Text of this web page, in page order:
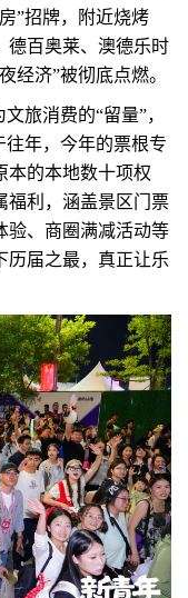
”招牌，附近烧烤
德百奥莱、澳德乐时
经济”被彻底点燃。
旅消费的“留量”，
往年，今年的票根专
本的本地数十项权
福利，涵盖景区门票
验、商圈满减活动等
历届之最，真正让乐